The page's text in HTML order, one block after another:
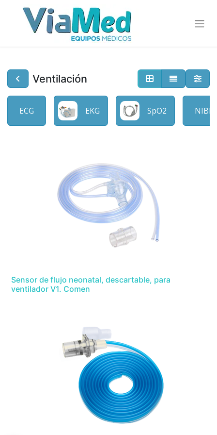
Ventilación
ECG EKG SpO2 NIBP
Sensor de flujo neonatal, descartable, para
ventilador V1. Comen